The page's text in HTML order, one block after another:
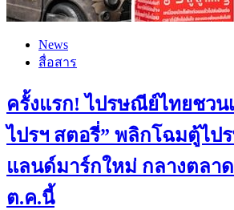
News
สื่อสาร
ครั้งแรก! ไปรษณีย์ไทยชวน
ไปรฯ สตอรี่” พลิกโฉมตู้ไป
แลนด์มาร์กใหม่ กลางตลาด
ต.ค.นี้